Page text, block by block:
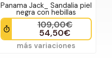
Panama Jack_ Sandalia piel
negra con hebillas
109,00€
54,50€
más variaciones